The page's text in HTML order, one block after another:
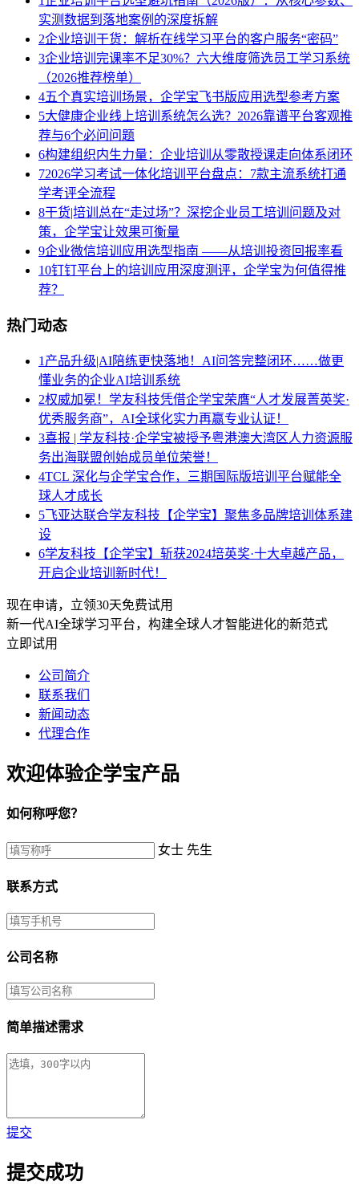
实测数据到落地案例的深度拆解
2企业培训干货：解析在线学习平台的客户服务“密码”
3企业培训完课率不足30%？六大维度筛选员工学习系统
（2026推荐榜单）
4五个真实培训场景，企学宝飞书版应用选型参考方案
5大健康企业线上培训系统怎么选？2026靠谱平台客观推
荐与6个必问问题
6构建组织内生力量：企业培训从零散授课走向体系闭环
72026学习考试一体化培训平台盘点：7款主流系统打通
学考评全流程
8干货|培训总在“走过场”？深挖企业员工培训问题及对
策，企学宝让效果可衡量
9企业微信培训应用选型指南 ——从培训投资回报率看
10钉钉平台上的培训应用深度测评，企学宝为何值得推
荐？
热门动态
1 产品升级|AI陪练更快落地！AI问答完整闭环……做更
懂业务的企业AI培训系统
2权威加冕！学友科技凭借企学宝荣膺“人才发展菁英奖·
优秀服务商”，AI全球化实力再赢专业认证！
3喜报 | 学友科技·企学宝被授予粤港澳大湾区人力资源服
务出海联盟创始成员单位荣誉！
4TCL 深化与企学宝合作，三期国际版培训平台赋能全
球人才成长
5飞亚达联合学友科技【企学宝】聚焦多品牌培训体系建
设
6学友科技【企学宝】斩获2024培英奖·十大卓越产品，
开启企业培训新时代！
现在申请，立领30天免费试用
新一代AI全球学习平台，构建全球人才智能进化的新范式
立即试用
公司简介
联系我们
新闻动态
代理合作
欢迎体验企学宝产品
如何称呼您？
女士 先生
联系方式
公司名称
简单描述需求
提交
提交成功